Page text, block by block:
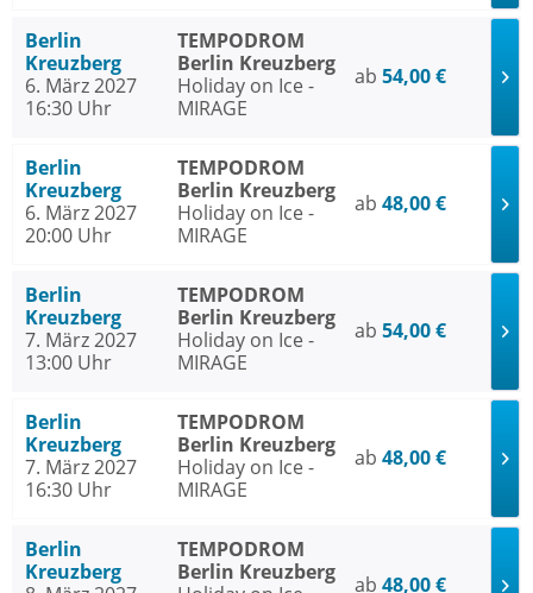
Berlin
Kreuzberg
6. März 2027
16:30 Uhr
TEMPODROM
Berlin Kreuzberg
Holiday on Ice -
MIRAGE
ab 54,00 €
Berlin
Kreuzberg
6. März 2027
20:00 Uhr
TEMPODROM
Berlin Kreuzberg
Holiday on Ice -
MIRAGE
ab 48,00 €
Berlin
Kreuzberg
7. März 2027
13:00 Uhr
TEMPODROM
Berlin Kreuzberg
Holiday on Ice -
MIRAGE
ab 54,00 €
Berlin
Kreuzberg
7. März 2027
16:30 Uhr
TEMPODROM
Berlin Kreuzberg
Holiday on Ice -
MIRAGE
ab 48,00 €
Berlin
Kreuzberg
TEMPODROM
Berlin Kreuzberg
ab 48,00 €